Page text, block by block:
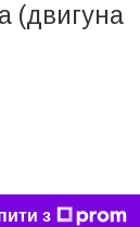
(двигуна
з